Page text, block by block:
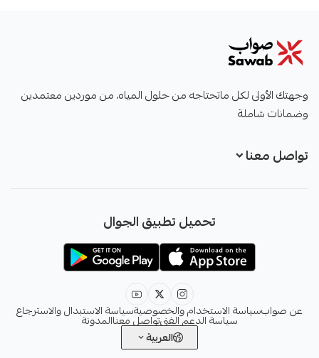
وجهتك الأولى لكل ماتحتاجه من حلول المياه، من موردين معتمدين
وضمانات شاملة
تواصل معنا
info@sawab.app
تحميل تطبيق الجوال
عن صوابسياسة الاستخدام والخصوصيةسياسة الاستبدال والاسترجاع
سياسة الدعم الفنيتواصل معناالمدونة
العربية